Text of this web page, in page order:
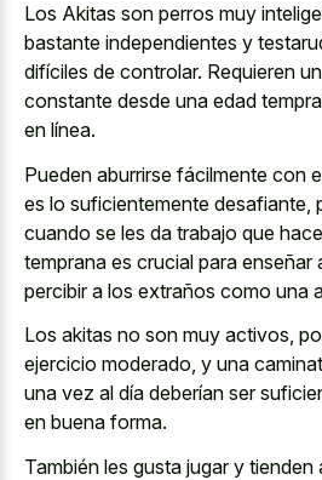
Los Akitas son perros muy
bastante independientes y
difíciles de controlar. Requieren un
constante desde una edad
en línea.
Pueden aburrirse fácilmente con
es lo suficientemente desafiante,
cuando se les da trabajo que
temprana es crucial para enseñar
percibir a los extraños como una
Los akitas no son muy activos,
ejercicio moderado, y una
una vez al día deberían ser
en buena forma.
También les gusta jugar y tienden